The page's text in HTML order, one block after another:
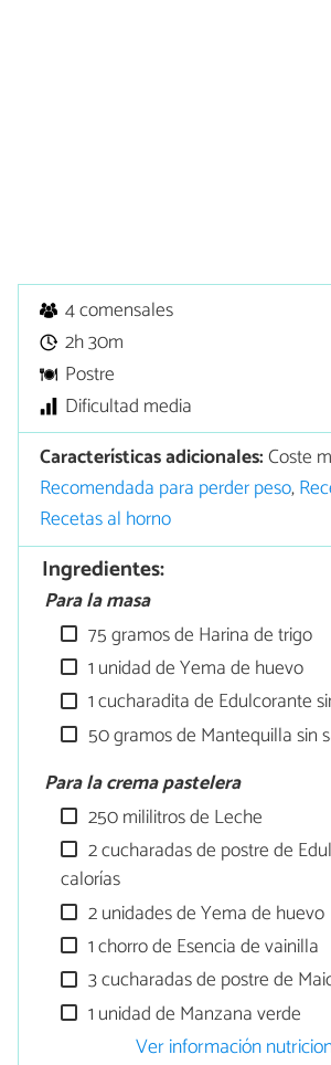
4 comensales
2h 30m
Postre
Dificultad media
Características adicionales:Coste
Recomendada para perder peso,
Recetas al horno
Ingredientes:
Para la masa
75 gramos de Harina de trigo
1 unidad de Yema de huevo
1 cucharadita de Edulcorante
50 gramos de Mantequilla sin
Para la crema pastelera
250 mililitros de Leche
2 cucharadas de postre de
calorías
2 unidades de Yema de huevo
1 chorro de Esencia de vainilla
3 cucharadas de postre de
1 unidad de Manzana verde
Ver información